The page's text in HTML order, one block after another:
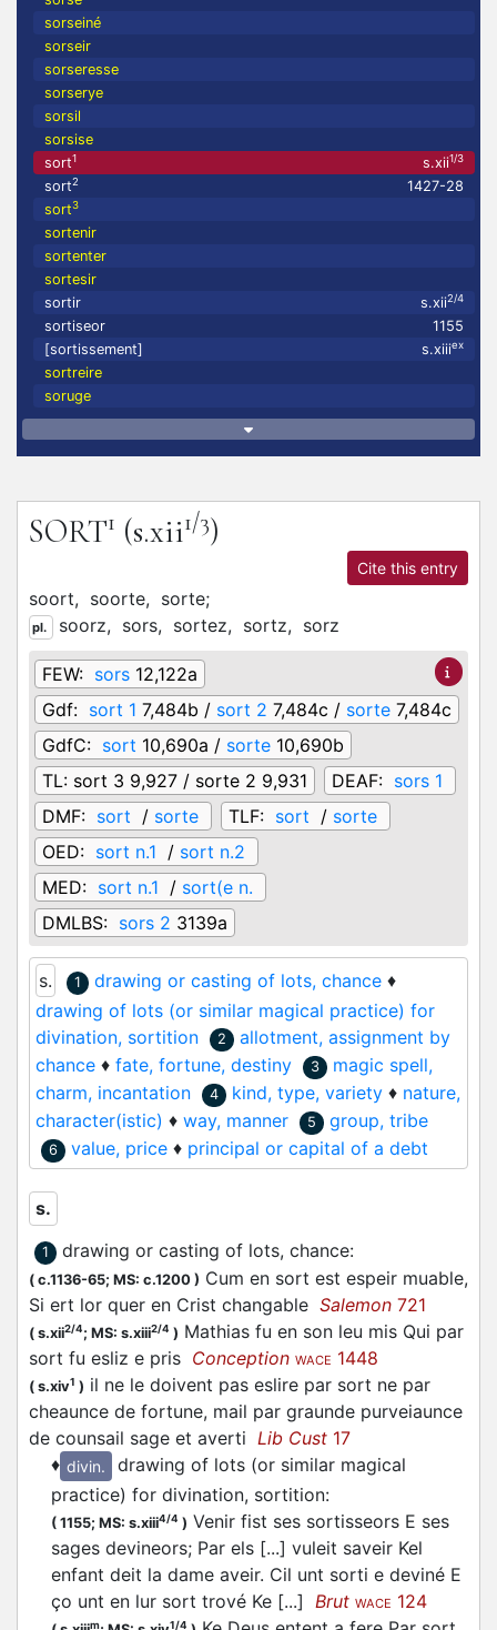
sorseiné
sorseir
sorseresse
sorserye
sorsil
sorsise
sort1 s.xii1/3
sort2
1427-28
sort3
sortenir
sortenter
sortesir
sortir
s.xii2/4
sortiseor
1155
[sortissement]
s.xiiiex
sortreire
soruge
SORT1 (s.xii1/3)
Cite this entry
soort, soorte, sorte;
pl. soorz, sors, sortez, sortz, sorz
FEW: sors 12,122a
Gdf: sort 1 7,484b / sort 2 7,484c / sorte 7,484c
GdfC: sort 10,690a / sorte 10,690b
TL: sort 3 9,927 / sorte 2 9,931 DEAF: sors 1
DMF: sort / sorte TLF: sort / sorte
OED: sort n.1 / sort n.2
MED: sort n.1 / sort(e n.
DMLBS: sors 2 3139a
s. 1 drawing or casting of lots, chance ♦
drawing of lots (or similar magical practice) for
divination, sortition
2
allotment, assignment by
chance ♦ fate, fortune, destiny 3
magic spell,
charm, incantation
4 kind, type, variety ♦ nature,
character(istic) ♦ way, manner 5 group, tribe
6 value, price ♦ principal or capital of a debt
s.
1 drawing or casting of lots, chance:
( c.1136-65; MS: c.1200 ) Cum en sort est espeir muable,
Si ert lor quer en Crist changable Salemon 721
( s.xii2/4; MS: s.xiii2/4 ) Mathias fu en son leu mis Qui par
sort fu esliz e pris Conception WACE 1448
( s.xiv1 ) il ne le doivent pas eslire par sort ne par
cheaunce de fortune, mail par graunde purveiaunce
de counsail sage et averti Lib Cust 17
♦ divin.
drawing of lots (or similar magical
practice) for divination, sortition:
( 1155; MS: s.xiii4/4 ) Venir fist ses sortisseors E ses
sages devineors; Par els [...] vuleit saveir Kel
enfant deit la dame aveir. Cil unt sorti e deviné E
ço unt en lur sort trové Ke [...] Brut WACE 124
m 1/4